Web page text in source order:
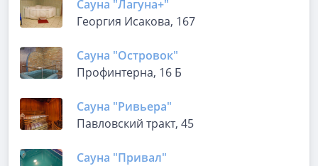
Сауна "Лагуна+"
Георгия Исакова, 167
Сауна "Островок"
Профинтерна, 16 Б
Сауна "Ривьера"
Павловский тракт, 45
Сауна "Привал"